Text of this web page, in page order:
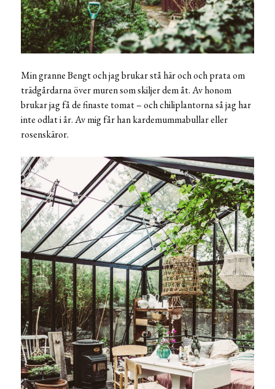
Min granne Bengt och jag brukar stå här och och prata om
trädgårdarna över muren som skiljer dem åt. Av honom
brukar jag få de finaste tomat – och chiliplantorna så jag har
inte odlat i år. Av mig får han kardemummabullar eller
rosenskäror.